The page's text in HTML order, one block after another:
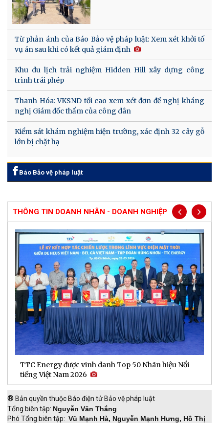
Từ phản ánh của Báo Bảo vệ pháp luật: Xem xét khởi tố
vụ án sau khi có kết quả giám định
Khu du lịch trải nghiệm Hidden Hill xây dựng công
trình trái phép
Thanh Hóa: VKSND tối cao xem xét đơn đề nghị kháng
nghị Giám đốc thẩm của công dân
Kiểm sát khám nghiệm hiện trường, xác định 32 cây gỗ
lớn bị chặt hạ
Báo Bảo vệ pháp luật
THÔNG TIN DOANH NHÂN - DOANH NGHIỆP
TTC Energy được vinh danh Top 50 Nhãn hiệu Nổi
tiếng Việt Nam 2026
® Bản quyền thuộc Báo điện tử Bảo vệ pháp luật
Tổng biên tập: Nguyễn Văn Thắng
Phó Tổng biên tập: Vũ Mạnh Hà, Nguyễn Mạnh Hưng, Hồ Thị